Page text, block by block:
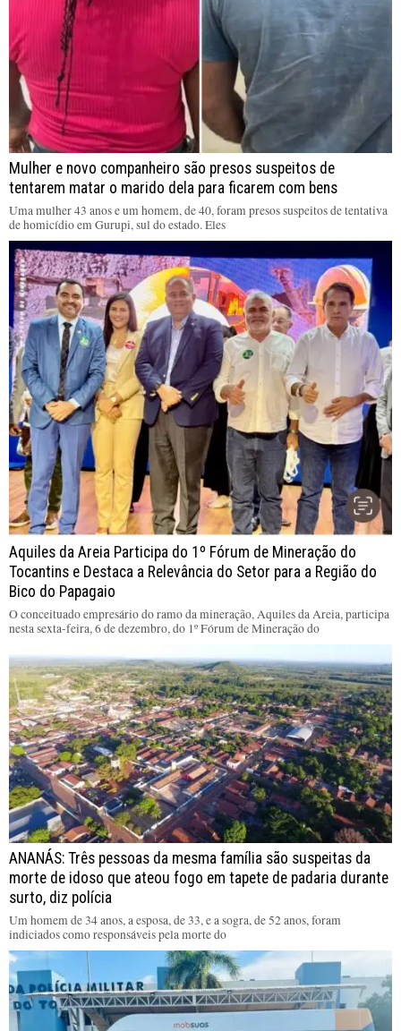
Mulher e novo companheiro são presos suspeitos de
tentarem matar o marido dela para ficarem com bens
Uma mulher 43 anos e um homem, de 40, foram presos suspeitos de tentativa
de homicídio em Gurupi, sul do estado. Eles
Aquiles da Areia Participa do 1º Fórum de Mineração do
Tocantins e Destaca a Relevância do Setor para a Região do
Bico do Papagaio
O conceituado empresário do ramo da mineração, Aquiles da Areia, participa
nesta sexta-feira, 6 de dezembro, do 1º Fórum de Mineração do
ANANÁS: Três pessoas da mesma família são suspeitas da
morte de idoso que ateou fogo em tapete de padaria durante
surto, diz polícia
Um homem de 34 anos, a esposa, de 33, e a sogra, de 52 anos, foram
indiciados como responsáveis pela morte do